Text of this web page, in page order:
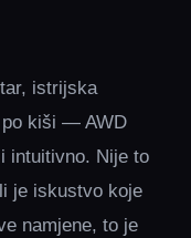
istrijska
po kiši — AWD
intuitivno. Nije to
je iskustvo koje
namjene, to je